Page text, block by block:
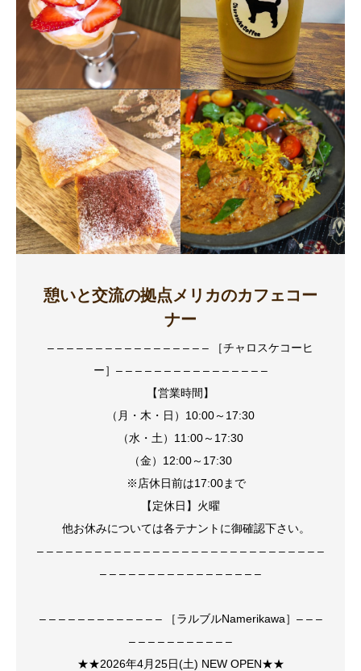
憩いと交流の拠点メリカのカフェコー
ナー
– – – – – – – – – – – – – – – – – ［チャロスケコーヒ
ー］– – – – – – – – – – – – – – – –
【営業時間】
（月・木・日）10:00～17:30
（水・土）11:00～17:30
（金）12:00～17:30
※店休日前は17:00まで
【定休日】火曜
他お休みについては各テナントに御確認下さい。
– – – – – – – – – – – – – – – – – – – – – – – – – – – – – –
– – – – – – – – – – – – – – – – –
– – – – – – – – – – – – – ［ラルブルNamerikawa］– – –
– – – – – – – – – – –
★★2026年4月25日(土) NEW OPEN★★